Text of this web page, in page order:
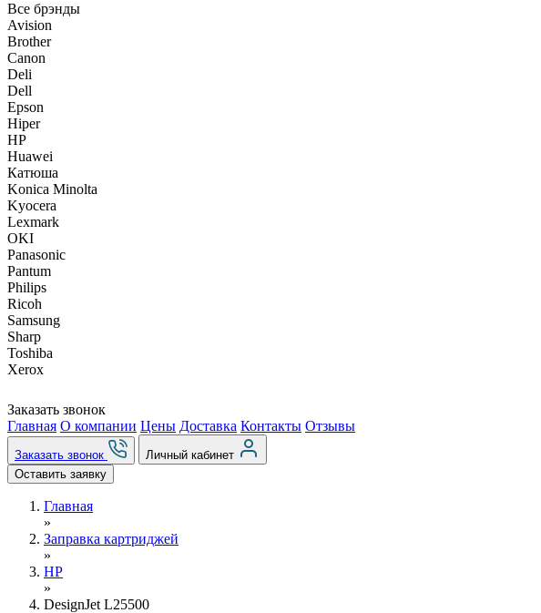
Все брэнды
Avision
Brother
Canon
Deli
Dell
Epson
Hiper
HP
Huawei
Катюша
Konica Minolta
Kyocera
Lexmark
OKI
Panasonic
Pantum
Philips
Ricoh
Samsung
Sharp
Toshiba
Xerox
Заказать звонок
Главная О компании Цены Доставка Контакты Отзывы
Заказать звонок
Личный кабинет
Оставить заявку
Главная
»
Заправка картриджей
»
HP
»
DesignJet L25500